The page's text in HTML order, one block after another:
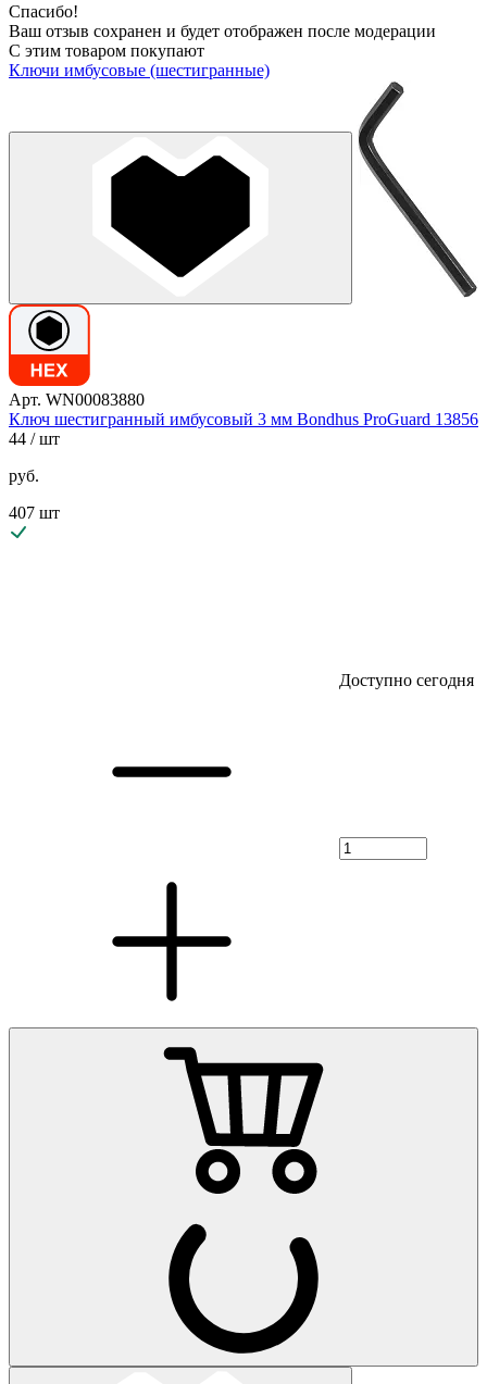
Спасибо!
Ваш отзыв сохранен и будет отображен после модерации
С этим товаром покупают
Ключи имбусовые (шестигранные)
Арт. WN00083880
Ключ шестигранный имбусовый 3 мм Bondhus ProGuard 13856
44 / шт
руб.
407 шт
Доступно сегодня